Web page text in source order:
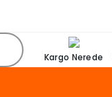
Kargo Nerede